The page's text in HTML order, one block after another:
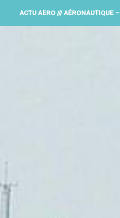
ACTU AERO /// AÉRONAUTIQUE